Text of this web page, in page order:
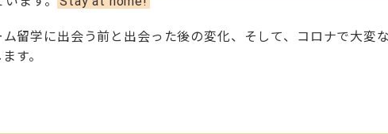
留学に出会う前と出会った後の変化、そして、コロナで大変
す。